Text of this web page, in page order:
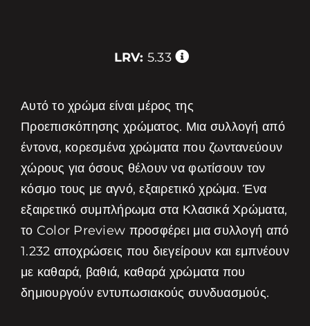
LRV: 5.33
Αυτό το χρώμα είναι μέρος της
Προεπισκόπησης χρώματος. Μια συλλογή από
έντονα, κορεσμένα χρώματα που ζωντανεύουν
χώρους για όσους θέλουν να φωτίσουν τον
κόσμο τους με αγνό, εξαιρετικό χρώμα. Ένα
εξαιρετικό συμπλήρωμα στα Κλασικά Χρώματα,
το Color Preview προσφέρει μια συλλογή από
1.232 αποχρώσεις που διεγείρουν και εμπνέουν
με καθαρά, βαθιά, καθαρά χρώματα που
δημιουργούν εντυπωσιακούς συνδυασμούς.